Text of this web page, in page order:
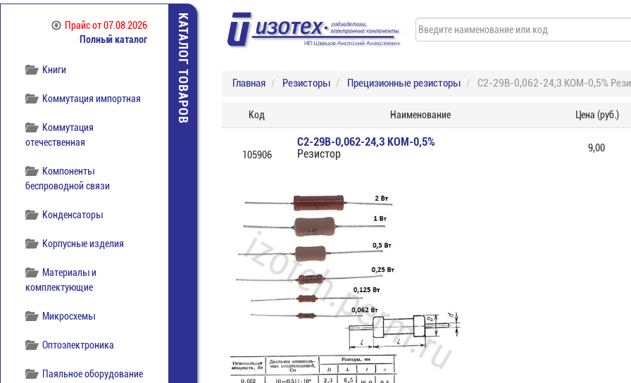
Прайсот 07.08.2026
Полный каталог
Кабельная продукция
Книги
Коммутация импортная
Коммутация
отечественная
Компоненты
беспроводной связи
Конденсаторы
Корпусные изделия
Материалы и
комплектующие
Микросхемы
Оптоэлектроника
Паяльное оборудование
КАТАЛОГ ТОВАРОВ Главная Резисторы Прецизионные резисторы С2-29В-0,062-24,3 КОМ-0,5%
Код Наименование Цена (руб.)
105906
С2-29В-0,062-24,3 КОМ-0,5%
Резистор
9,00